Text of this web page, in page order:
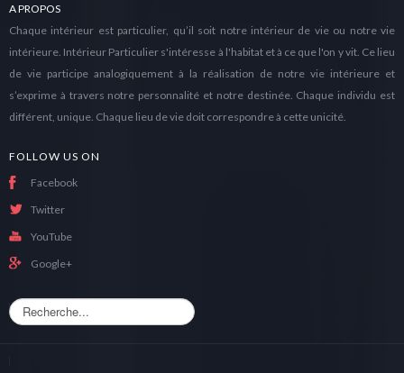
A PROPOS
Chaque intérieur est particulier, qu’il soit notre intérieur de vie ou notre vie
intérieure. Intérieur Particulier s'intéresse à l'habitat et à ce que l'on y vit. Ce lieu
de vie participe analogiquement à la réalisation de notre vie intérieure et
s’exprime à travers notre personnalité et notre destinée. Chaque individu est
différent, unique. Chaque lieu de vie doit correspondre à cette unicité.
FOLLOW US ON
Facebook
Twitter
YouTube
Google+
R
e